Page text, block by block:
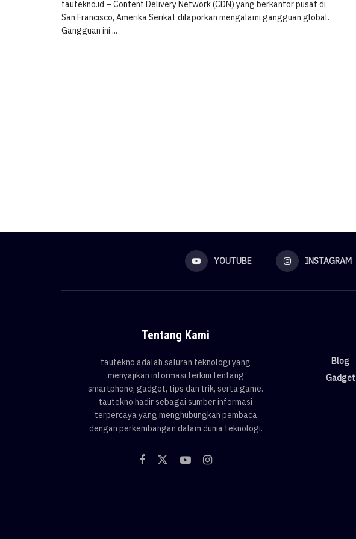
tautekno.id – Content Delivery Network (CDN) yang berkantor pusat di
San Francisco, Amerika Serikat dilaporkan mengalami gangguan global.
Gangguan ini ...
YOUTUBE INSTAGRAM
Tentang Kami
tautekno adalah saluran teknologi yang
menyajikan informasi terkini tentang
smartphone, gadget, tips dan trik, serta game.
tautekno hadir sebagai sumber informasi
terpercaya yang menghubungkan pembaca
dengan perkembangan dalam dunia teknologi.
Blog
Gadget